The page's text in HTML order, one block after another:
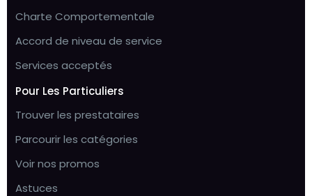
Charte Comportementale
Accord de niveau de service
Services acceptés
Pour Les Particuliers
Trouver les prestataires
Parcourir les catégories
Voir nos promos
Astuces